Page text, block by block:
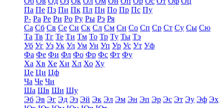
Па Пе Пз Пи Пк Пл Пн По Пр Пс Пу
Р- Ра Ре Ри Ро Ру Ры Рэ Ря
Са Сб Св Се Си Ск Сл См Сн Со Сп Ср Ст Су Сы Сю
Та Тв Тг Те Ти Тм То Тр Ту Ты Тэ
Уб Уг Уз Ук Ул Ум Ун Уп Ур Ус Ут Уф
Фа Фе Фи Фл Фо Фр Фс Фт Фу
Ха Хв Хе Хи Хл Хо Ху
Це Ци Цф
Ча Че Чи
Ша Шв Ши Шу
Эб Эв Эг Эд Эз Эй Эк Эл Эм Эн Эп Эр Эс Эт Эу Эф Эх